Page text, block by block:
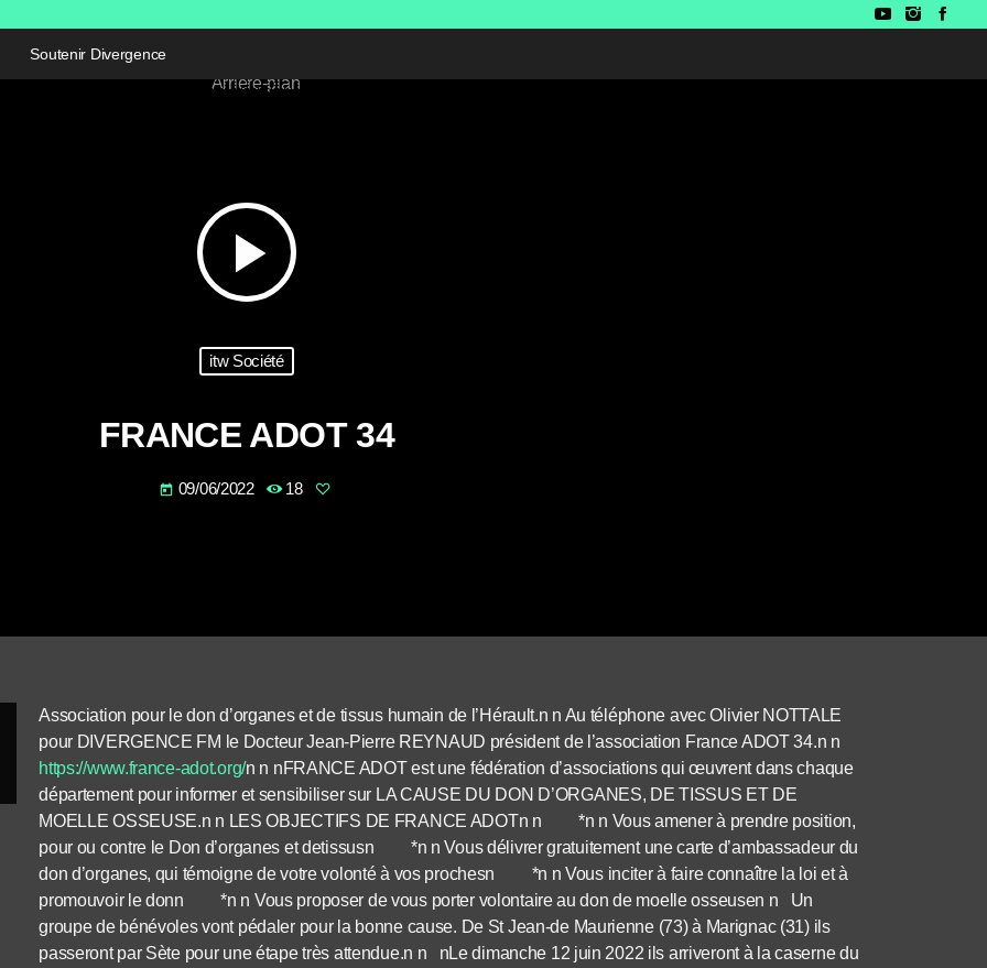
Soutenir Divergence
play_arrow
itw Société
FRANCE ADOT 34
today 09/06/2022 18
Association pour le don d’organes et de tissus humain de l’Hérault.n n Au téléphone avec Olivier NOTTALE
pour DIVERGENCE FM le Docteur Jean-Pierre REYNAUD président de l’association France ADOT 34.n n
https://www.france-adot.org/n n nFRANCE ADOT est une fédération d’associations qui œuvrent dans chaque
département pour informer et sensibiliser sur LA CAUSE DU DON D’ORGANES, DE TISSUS ET DE
MOELLE OSSEUSE.n n LES OBJECTIFS DE FRANCE ADOTn n *n n Vous amener à prendre position,
pour ou contre le Don d’organes et detissusn *n n Vous délivrer gratuitement une carte d’ambassadeur du
don d’organes, qui témoigne de votre volonté à vos prochesn *n n Vous inciter à faire connaître la loi et à
promouvoir le donn *n n Vous proposer de vous porter volontaire au don de moelle osseusen n Un
groupe de bénévoles vont pédaler pour la bonne cause. De St Jean-de Maurienne (73) à Marignac (31) ils
passeront par Sète pour une étape très attendue.n n nLe dimanche 12 juin 2022 ils arriveront à la caserne du